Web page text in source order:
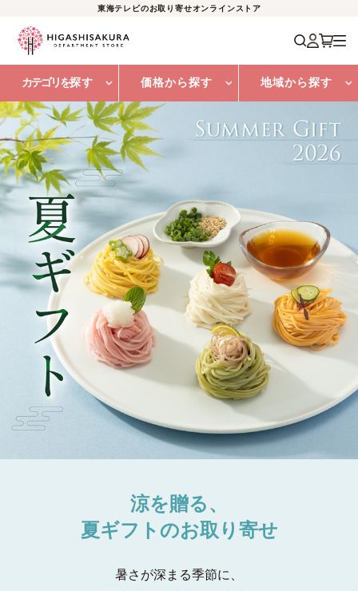
東海テレビのお取り寄せオンラインストア
カテゴリを探す 価格から探す 地域から探す
涼を贈る、
夏ギフトのお取り寄せ
暑さが深まる季節に、